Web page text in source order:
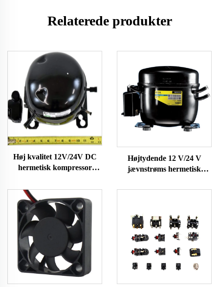
Relaterede produkter
Høj kvalitet 12V/24V DC
hermetisk kompressor
køleskabe og fryser på
køretøjer
Højtydende 12 V/24 V
jævnstrøms hermetisk
køleanlæg til biler og